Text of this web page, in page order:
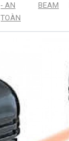
- AN
TOÀN
BEAM